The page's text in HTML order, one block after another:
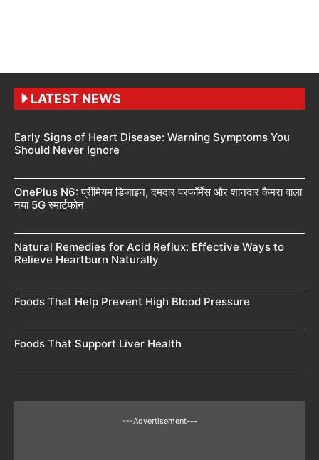
LATEST NEWS
Early Signs of Heart Disease: Warning Symptoms You
Should Never Ignore
OnePlus N6: प्रीमियम डिजाइन, दमदार परफॉर्मेंस और शानदार कैमरा वाला
नया 5G स्मार्टफोन
Natural Remedies for Acid Reflux: Effective Ways to
Relieve Heartburn Naturally
Foods That Help Prevent High Blood Pressure
Foods That Support Liver Health
---Advertisement---